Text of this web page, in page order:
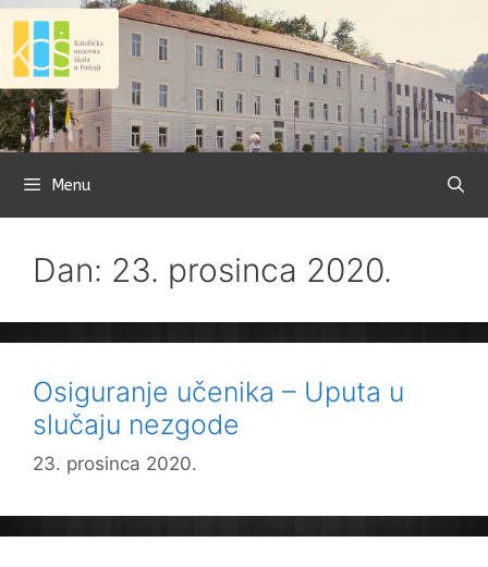
Preskoči
sadržaj
Menu
Dan: 23. prosinca 2020.
Osiguranje učenika – Uputa u
slučaju nezgode
23. prosinca 2020.